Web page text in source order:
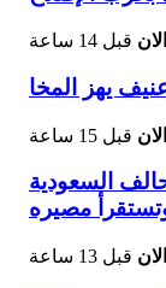
قبل 14 ساعة
يهز المخا
قبل 15 ساعة
السعودية
مصيره
قبل 13 ساعة